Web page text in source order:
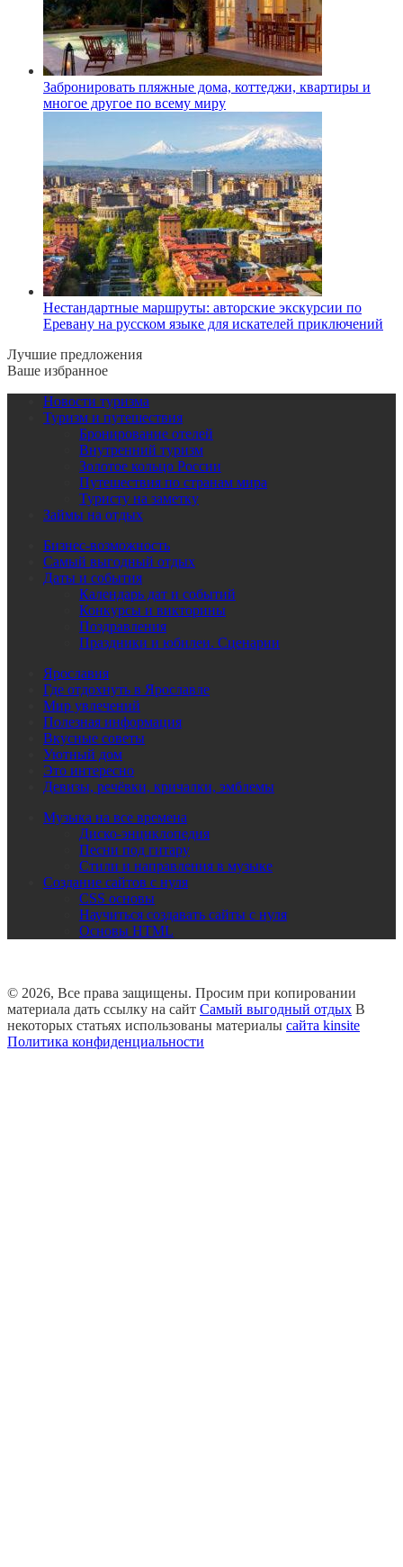
Забронировать пляжные дома, коттеджи, квартиры и
многое другое по всему миру
Нестандартные маршруты: авторские экскурсии по
Еревану на русском языке для искателей приключений
Лучшие предложения
Ваше избранное
Новости туризма
Туризм и путешествия
Бронирование отелей
Внутренний туризм
Золотое кольцо России
Путешествия по странам мира
Туристу на заметку
Займы на отдых
Бизнес-возможность
Самый выгодный отдых
Даты и события
Календарь дат и событий
Конкурсы и викторины
Поздравления
Праздники и юбилеи. Сценарии
Ярославия
Где отдохнуть в Ярославле
Мир увлечений
Полезная информация
Вкусные советы
Уютный дом
Это интересно
Девизы, речёвки, кричалки, эмблемы
Музыка на все времена
Диско-энциклопедия
Песни под гитару
Стили и направления в музыке
Создание сайтов с нуля
CSS основы
Научиться создавать сайты с нуля
Основы HTML
© 2026, Все права защищены. Просим при копировании
материала дать ссылку на сайт Самый выгодный отдых В
некоторых статьях использованы материалы сайта kinsite
Политика конфиденциальности